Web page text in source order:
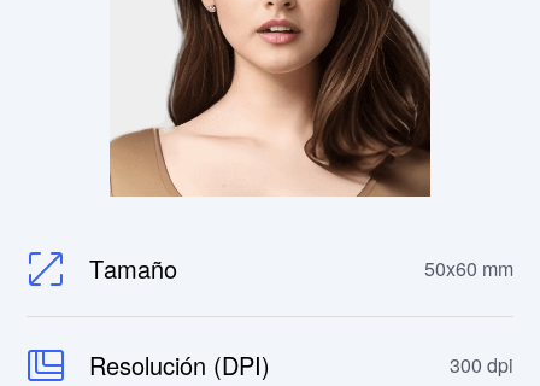
Tamaño 50x60 mm
Resolución (DPI) 300 dpi